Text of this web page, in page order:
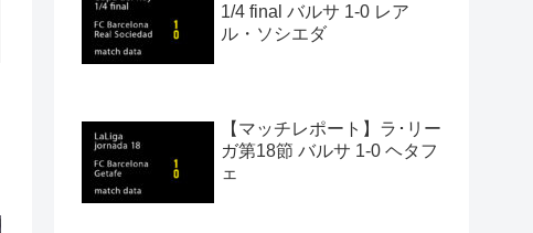
1/4 final バルサ 1-0 レア
ル・ソシエダ
【マッチレポート】ラ･リー
ガ第18節 バルサ 1-0 ヘタフ
ェ